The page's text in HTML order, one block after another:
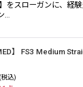
をスローガンに、経
…
】 FS3 Medium
(税込)